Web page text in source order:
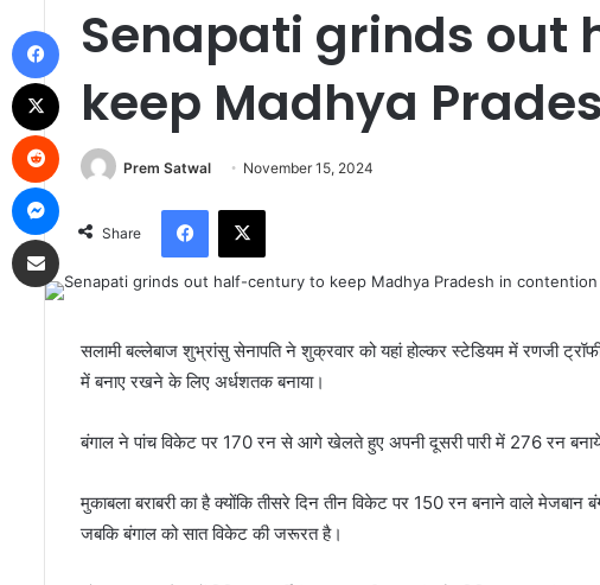
Senapati grinds out
keep Madhya
Prem Satwal November 15, 2024
Share
Facebook
X
सलामी बल्लेबाज शुभ्रांसु सेनापति ने शुक्रवार को यहां होल्कर स्टेडियम में रणजी
में बनाए रखने के लिए अर्धशतक बनाया।
बंगाल ने पांच विकेट पर 170 रन से आगे खेलते हुए अपनी दूसरी पारी में 276 रन
मुकाबला बराबरी का है क्योंकि तीसरे दिन तीन विकेट पर 150 रन बनाने वाले
जबकि बंगाल को सात विकेट की जरूरत है।
Facebook
Share via Email